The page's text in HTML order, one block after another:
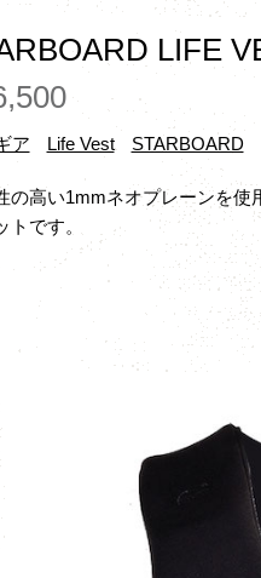
LIFE
ア Life Vest STARBOARD
の高い1mmネオプレーンを使
トです。